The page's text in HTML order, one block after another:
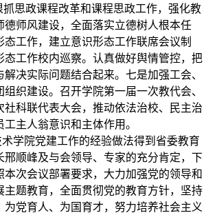
抓思政课程改革和课程思政工作，强化教
德师风建设，全面落实立德树人根本任
态工作，建立意识形态工作联席会议制
态工作校内巡察。认真做好舆情管控，把
决实际问题结合起来。七是加强工会、
组织建设。召开学院第一届一次教代会、
社科联代表大会，推动依法治校、民主治
主人翁意识和主体作用。
院党建工作的经验做法得到省委教育
邢顺峰及与会领导、专家的充分肯定，下
本次会议部署要求，大力加强党的领导和
主题教育，全面贯彻党的教育方针，坚持
为党育人、为国育才，努力培养社会主义